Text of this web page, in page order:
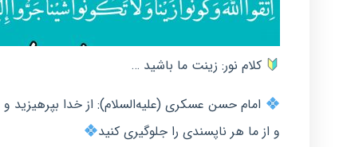
کلام نور: زینت ما باشید …
امام حسن عسکری (علیه‌السلام): از خدا بپرهیزید
و از ما هر ناپسندی را جلوگیری کنید